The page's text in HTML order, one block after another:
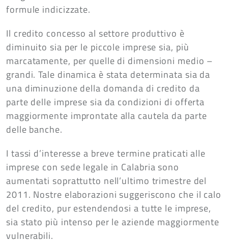
formule indicizzate.
Il credito concesso al settore produttivo è
diminuito sia per le piccole imprese sia, più
marcatamente, per quelle di dimensioni medio –
grandi. Tale dinamica è stata determinata sia da
una diminuzione della domanda di credito da
parte delle imprese sia da condizioni di offerta
maggiormente improntate alla cautela da parte
delle banche.
I tassi d’interesse a breve termine praticati alle
imprese con sede legale in Calabria sono
aumentati soprattutto nell’ultimo trimestre del
2011. Nostre elaborazioni suggeriscono che il calo
del credito, pur estendendosi a tutte le imprese,
sia stato più intenso per le aziende maggiormente
vulnerabili.